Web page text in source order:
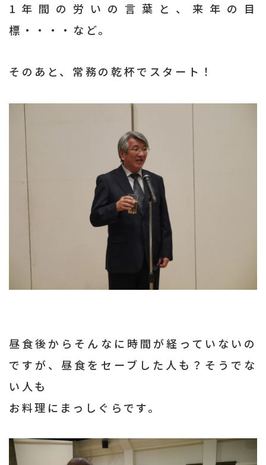
1年間の労いの言葉と、来年の目
標・・・・など。
そのあと、常務の乾杯でスタート！
昼食後からそんなに時間が経っていないの
ですが、昼食をセーブした人も？そうでな
い人も
お料理にまっしぐらです。